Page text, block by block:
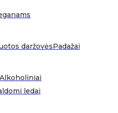
daržovėsPadažai
Alkoholiniai
ledai